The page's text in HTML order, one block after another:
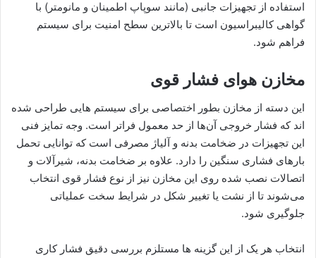
استفاده از تجهیزات جانبی (مانند سوپاپ اطمینان و مانومتر) با
گواهی کالیبراسیون است تا بالاترین سطح امنیت برای سیستم
فراهم شود.
مخازن هوای فشار قوی
این دسته از مخازن بطور اختصاصی برای سیستم‌ هایی طراحی شده‌
اند که فشار خروجی آن‌ها از حد معمول فراتر است. وجه تمایز فنی
این تجهیزات در ضخامت بدنه و آلیاژ مصرفی است که توانایی تحمل
بارهای فشاری سنگین را دارد. علاوه بر ضخامت بدنه، شیرآلات و
اتصالات نصب‌ شده روی این مخازن نیز از نوع فشار قوی انتخاب
می‌شوند تا از نشت یا تغییر شکل در شرایط سخت عملیاتی
جلوگیری شود.
انتخاب هر یک از این گزینه‌ ها مستلزم بررسی دقیق فشار کاری